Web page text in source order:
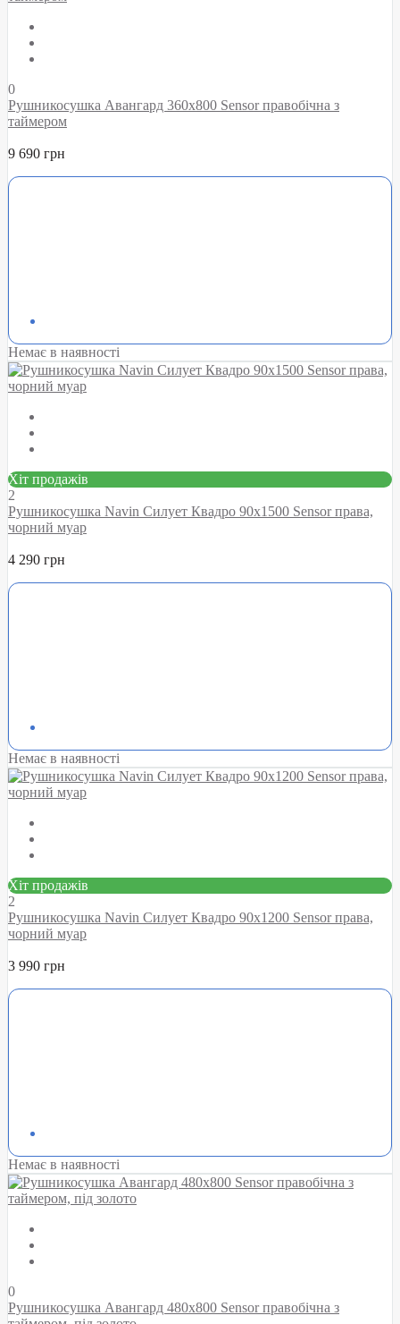
0
Рушникосушка Авангард 360х800 Sensor правобічна з
таймером
9 690 грн
Немає в наявності
Хіт продажів
2
Рушникосушка Navin Силует Квадро 90х1500 Sensor права,
чорний муар
4 290 грн
Немає в наявності
Хіт продажів
2
Рушникосушка Navin Силует Квадро 90х1200 Sensor права,
чорний муар
3 990 грн
Немає в наявності
0
Рушникосушка Авангард 480х800 Sensor правобічна з